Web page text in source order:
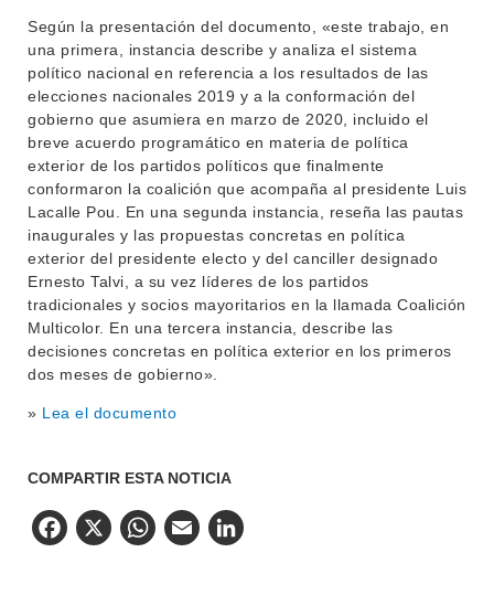
Según la presentación del documento, «este trabajo, en
una primera, instancia describe y analiza el sistema
político nacional en referencia a los resultados de las
elecciones nacionales 2019 y a la conformación del
gobierno que asumiera en marzo de 2020, incluido el
breve acuerdo programático en materia de política
exterior de los partidos políticos que finalmente
conformaron la coalición que acompaña al presidente Luis
Lacalle Pou. En una segunda instancia, reseña las pautas
inaugurales y las propuestas concretas en política
exterior del presidente electo y del canciller designado
Ernesto Talvi, a su vez líderes de los partidos
tradicionales y socios mayoritarios en la llamada Coalición
Multicolor. En una tercera instancia, describe las
decisiones concretas en política exterior en los primeros
dos meses de gobierno».
» Lea el documento
COMPARTIR ESTA NOTICIA
Facebook
X WhatsApp
Email